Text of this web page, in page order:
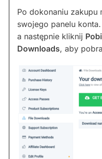
Po dokonaniu zakupu
swojego panelu
a następnie kliknij
Downloads, aby